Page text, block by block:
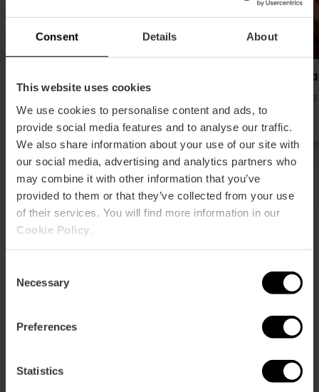
Consent Details About
This website uses cookies
We use cookies to personalise content and ads, to
provide social media features and to analyse our traffic.
We also share information about your use of our site with
our social media, advertising and analytics partners who
may combine it with other information that you’ve
provided to them or that they’ve collected from your use
of their services. You will find more information in our
Cookie Policy
Selection
Necessary
Preferences
Statistics
Valencia associe son régime méditerranéen sain à
surpoids. Trouvez les meilleurs spécialistes en
chirurgie et traitements avancés pour réduire les